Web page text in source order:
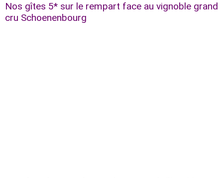
Nos gîtes 5* sur le rempart face au vignoble grand
cru Schoenenbourg